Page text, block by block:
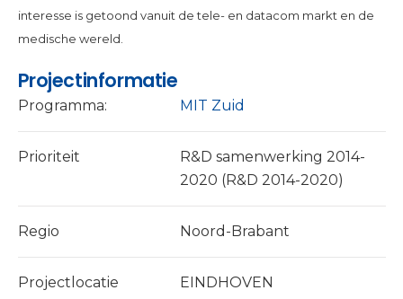
interesse is getoond vanuit de tele- en datacom markt en de
medische wereld.
Projectinformatie
Programma: MIT Zuid
Prioriteit
R&D samenwerking 2014-
2020 (R&D 2014-2020)
Regio Noord-Brabant
Projectlocatie EINDHOVEN